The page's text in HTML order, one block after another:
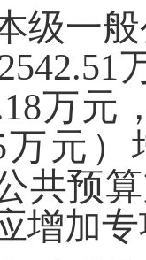
级一
万元
万元）
共预
增加